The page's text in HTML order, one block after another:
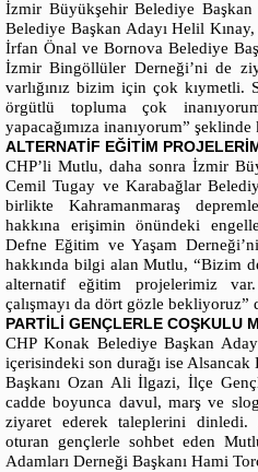
İzmir Büyükşehir Belediye
Belediye Başkan Adayı Helil
İrfan Önal ve Bornova Belediye
İzmir Bingöllüler Derneği’ni de
varlığınız bizim için çok
örgütlü topluma çok
yapacağımıza inanıyorum” şeklinde
ALTERNATİF EĞİTİM
CHP’li Mutlu, daha sonra İzmir
Cemil Tugay ve Karabağlar
birlikte Kahramanmaraş
hakkına erişimin önündeki
Defne Eğitim ve Yaşam
hakkında bilgi alan Mutlu, “Bizim
alternatif eğitim projelerimiz
çalışmayı da dört gözle bekliyoruz”
PARTİLİ GENÇLERLE COŞKULU
CHP Konak Belediye Başkan
içerisindeki son durağı ise Alsancak
Başkanı Ozan Ali İlgazi, İlçe
cadde boyunca davul, marş ve
ziyaret ederek taleplerini dinledi.
oturan gençlerle sohbet eden
Adamları Derneği Başkanı Hami